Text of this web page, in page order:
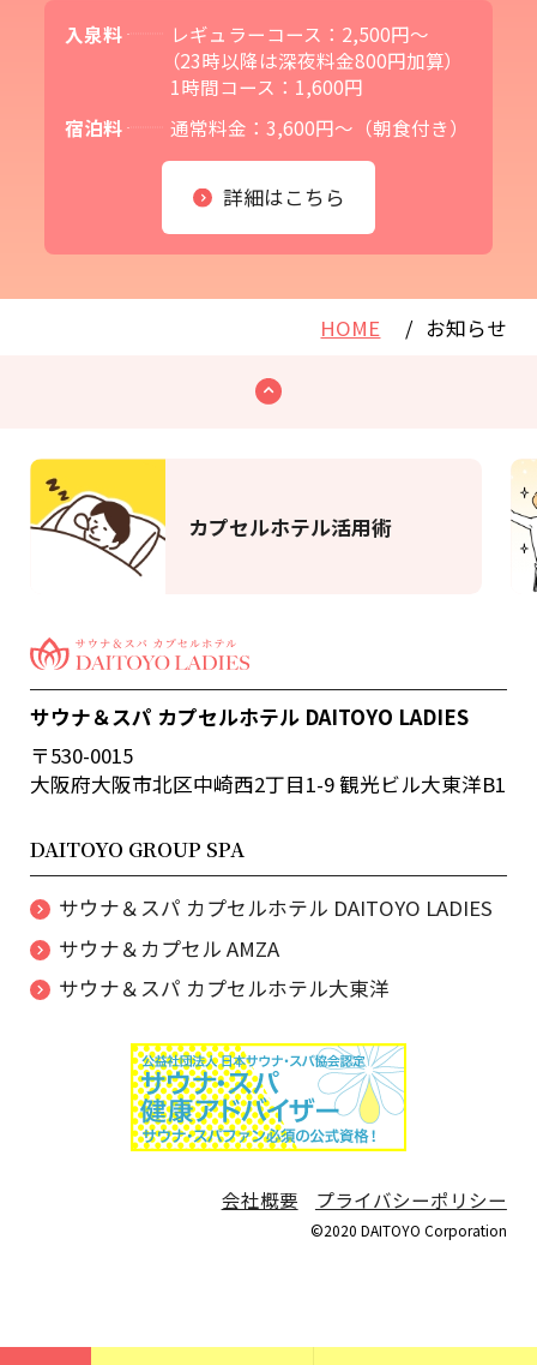
入泉料
レギュラーコース：2,500円～
（23時以降は深夜料金800円加算）
1時間コース：1,600円
宿泊料
通常料金：3,600円～（朝食付き）
詳細はこちら
HOME お知らせ
カプセルホテル活用術
サウナ＆スパ カプセルホテル DAITOYO LADIES
〒530-0015
大阪府大阪市北区中崎西2丁目1-9 観光ビル大東洋B1
DAITOYO GROUP SPA
サウナ＆スパ カプセルホテル DAITOYO LADIES
サウナ＆カプセル AMZA
サウナ＆スパ カプセルホテル大東洋
会社概要 プライバシーポリシー
©2020 DAITOYO Corporation